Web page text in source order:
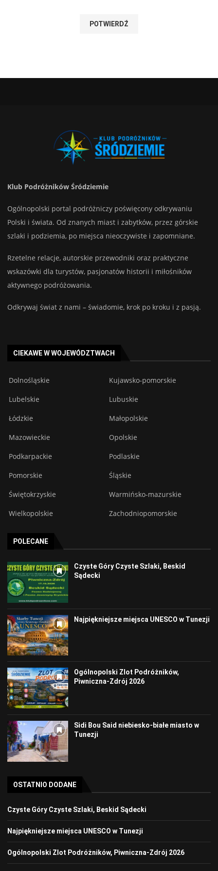
Klub Podróżników Śródziemie
Ogólnopolski portal podróżniczy poświęcony odkrywaniu
Polski i świata. Od znanych miast i zabytków, przez górskie
szlaki i podziemia, po miejsca nieoczywiste i zapomniane.
Rzetelne relacje, autorskie przewodniki oraz praktyczne
wskazówki dla turystów, pasjonatów historii i miłośników
aktywnego podróżowania.
Odkrywaj świat z nami – świadomie, krok po kroku i z pasją.
CIEKAWE W WOJEWÓDZTWACH
Dolnośląskie Kujawsko-pomorskie
Lubelskie Lubuskie
Łódzkie Małopolskie
Mazowieckie Opolskie
Podkarpackie Podlaskie
Pomorskie Śląskie
Świętokrzyskie Warmińsko-mazurskie
Wielkopolskie Zachodniopomorskie
POLECANE
Czyste Góry Czyste Szlaki, Beskid
Sądecki
Najpiękniejsze miejsca UNESCO w Tunezji
Ogólnopolski Zlot Podróżników,
Piwniczna-Zdrój 2026
Sidi Bou Said niebiesko-białe miasto w
Tunezji
OSTATNIO DODANE
Czyste Góry Czyste Szlaki, Beskid Sądecki
Najpiękniejsze miejsca UNESCO w Tunezji
Ogólnopolski Zlot Podróżników, Piwniczna-Zdrój 2026